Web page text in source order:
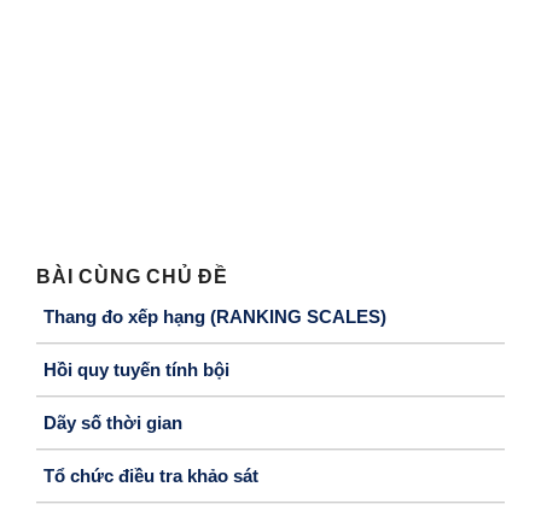
BÀI CÙNG CHỦ ĐỀ
Thang đo xếp hạng (RANKING SCALES)
Hồi quy tuyến tính bội
Dãy số thời gian
Tổ chức điều tra khảo sát